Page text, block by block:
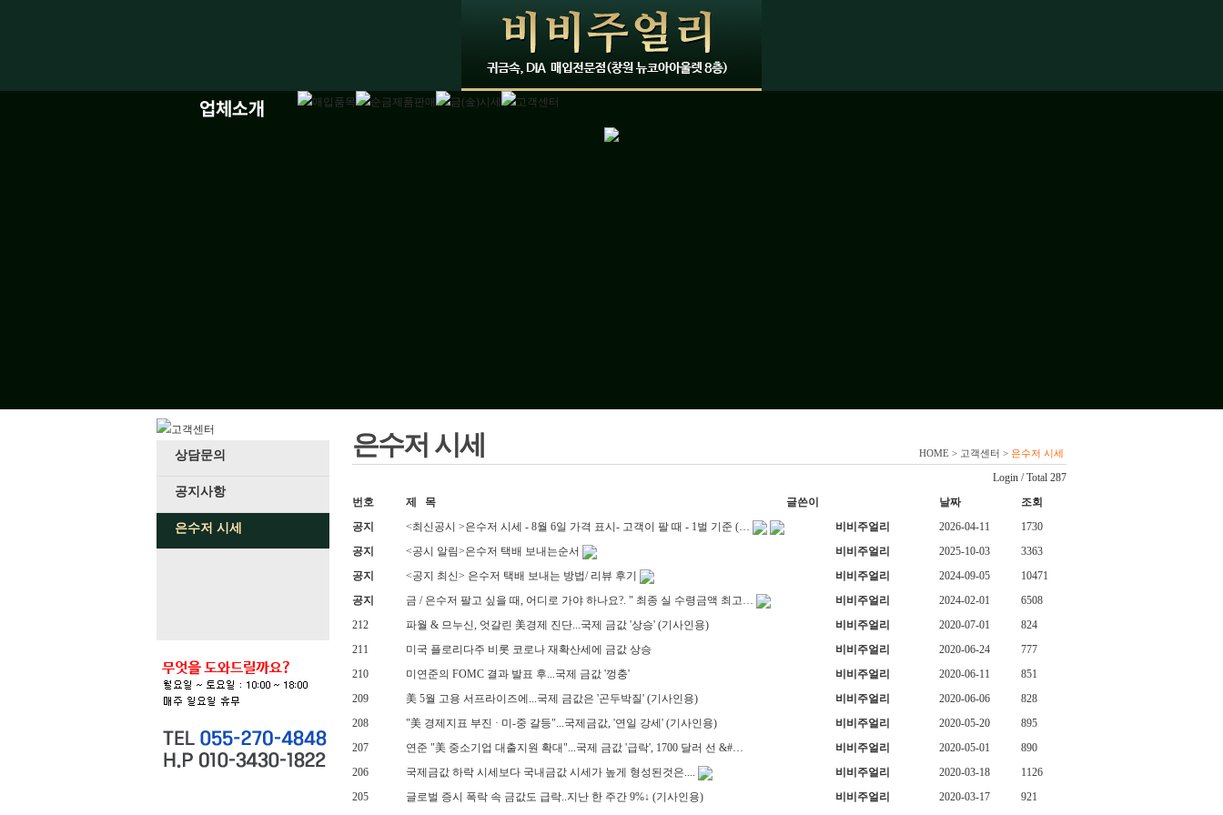
상담문의
공지사항
은수저 시세
은수저 시세 HOME > 고객센터 > 은수저 시세
Login / Total 287
번호
제 목 글쓴이 날짜
조회
공지
<최신공시 >은수저 시세 - 8월 6일 가격 표시- 고객이 팔 때 - 1벌 기준 (… 비비주얼리 2026-04-11
1730
공지
<공시 알림>은수저 택배 보내는순서 비비주얼리 2025-10-03
3363
공지
<공지 최신> 은수저 택배 보내는 방법/ 리뷰 후기 비비주얼리 2024-09-05
10471
공지
금 / 은수저 팔고 싶을 때, 어디로 가야 하나요?. " 최종 실 수령금액 최고… 비비주얼리 2024-02-01
6508
212
파월 & 므누신, 엇갈린 美경제 진단...국제 금값 '상승' (기사인용) 비비주얼리 2020-07-01
824
211
미국 플로리다주 비롯 코로나 재확산세에 금값 상승 비비주얼리 2020-06-24
777
210
미연준의 FOMC 결과 발표 후...국제 금값 '껑충' 비비주얼리 2020-06-11
851
209
美 5월 고용 서프라이즈에...국제 금값은 '곤두박질' (기사인용) 비비주얼리 2020-06-06
828
208
"美 경제지표 부진 · 미-중 갈등"...국제금값, '연일 강세' (기사인용) 비비주얼리 2020-05-20
895
207
연준 "美 중소기업 대출지원 확대"...국제 금값 '급락', 1700 달러 선 &#… 비비주얼리 2020-05-01
890
206
국제금값 하락 시세보다 국내금값 시세가 높게 형성된것은.... 비비주얼리 2020-03-18
1126
205
글로벌 증시 폭락 속 금값도 급락..지난 한 주간 9%↓ (기사인용) 비비주얼리 2020-03-17 921